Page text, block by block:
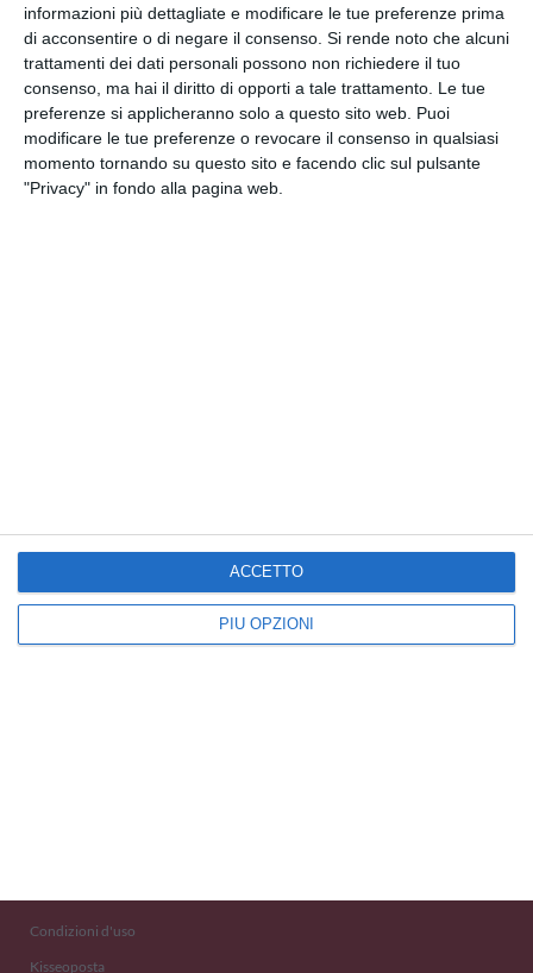
informazioni più dettagliate e modificare le tue preferenze prima
di acconsentire o di negare il consenso. Si rende noto che alcuni
trattamenti dei dati personali possono non richiedere il tuo
consenso, ma hai il diritto di opporti a tale trattamento. Le tue
preferenze si applicheranno solo a questo sito web. Puoi
modificare le tue preferenze o revocare il consenso in qualsiasi
momento tornando su questo sito e facendo clic sul pulsante
"Privacy" in fondo alla pagina web.
PIÙ OPZIONI
ACCETTO
via Email(GRATUITO)
CONDIVIDI QUESTA
CARTOLINA
Facebook, Twitter, WhatsApp, ...
Condizioni d'uso
Kisseoposta